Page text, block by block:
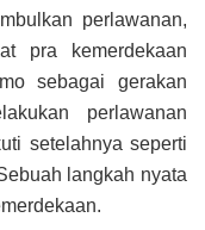
perlawanan,
pra kemerdekaan
sebagai gerakan
perlawanan
setelahnya seperti
langkah nyata